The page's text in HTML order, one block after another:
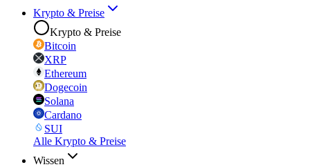
Krypto & Preise
Krypto & Preise
Bitcoin
XRP
Ethereum
Dogecoin
Solana
Cardano
SUI
Alle Krypto & Preise
Wissen